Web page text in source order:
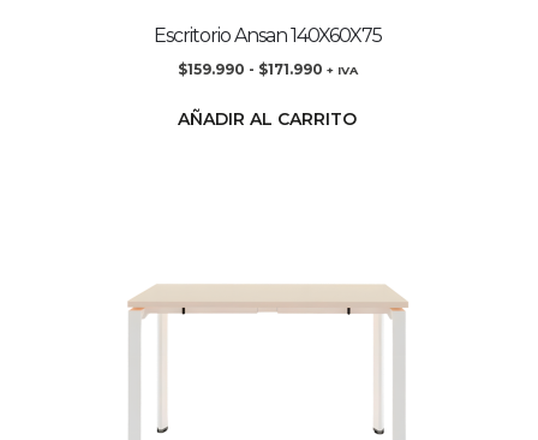
Escritorio Ansan 140X60X75
$159.990 - $171.990 + IVA
AÑADIR AL CARRITO